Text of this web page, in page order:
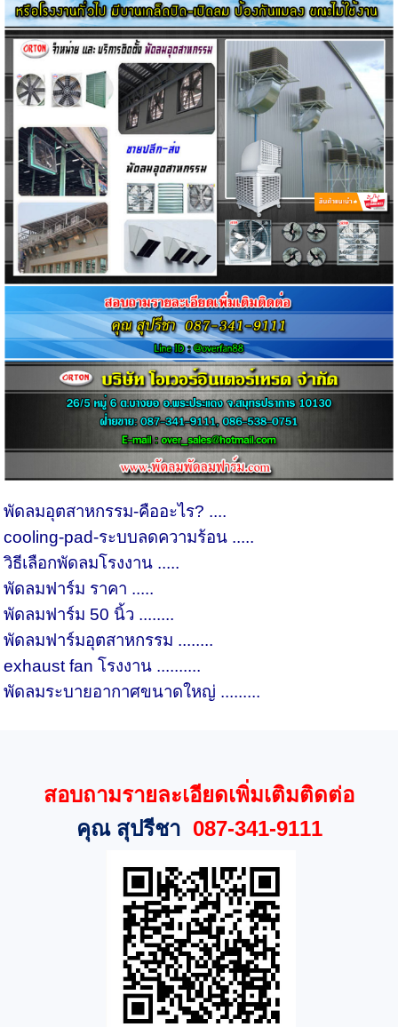
พัดลมอุตสาหกรรม-คืออะไร? ....
cooling-pad-ระบบลดความร้อน .....
วิธีเลือกพัดลมโรงงาน .....
พัดลมฟาร์ม ราคา .....
พัดลมฟาร์ม 50 นิ้ว ........
พัดลมฟาร์มอุตสาหกรรม ........
exhaust fan โรงงาน ..........
พัดลมระบายอากาศขนาดใหญ่ .........
สอบถามรายละเอียดเพิ่มเติมติดต่อ
คุณ สุปรีชา 087-341-9111